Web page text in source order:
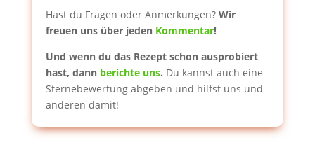
Hast du Fragen oder Anmerkungen? Wir
freuen uns über jeden Kommentar!
Und wenn du das Rezept schon ausprobiert
hast, dann berichte uns. Du kannst auch eine
Sternebewertung abgeben und hilfst uns und
anderen damit!